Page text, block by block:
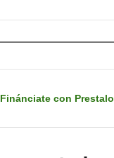
Finánciate con Prestalo